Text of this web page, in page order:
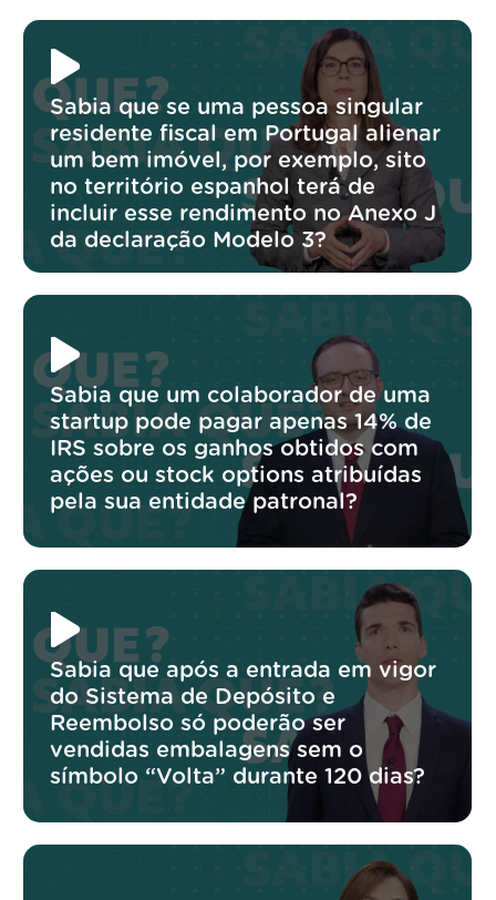
Sabia que se uma pessoa singular
residente fiscal em Portugal alienar
um bem imóvel, por exemplo, sito
no território espanhol terá de
incluir esse rendimento no Anexo J
da declaração Modelo 3?
Sabia que um colaborador de uma
startup pode pagar apenas 14% de
IRS sobre os ganhos obtidos com
ações ou stock options atribuídas
pela sua entidade patronal?
Sabia que após a entrada em vigor
do Sistema de Depósito e
Reembolso só poderão ser
vendidas embalagens sem o
símbolo “Volta” durante 120 dias?